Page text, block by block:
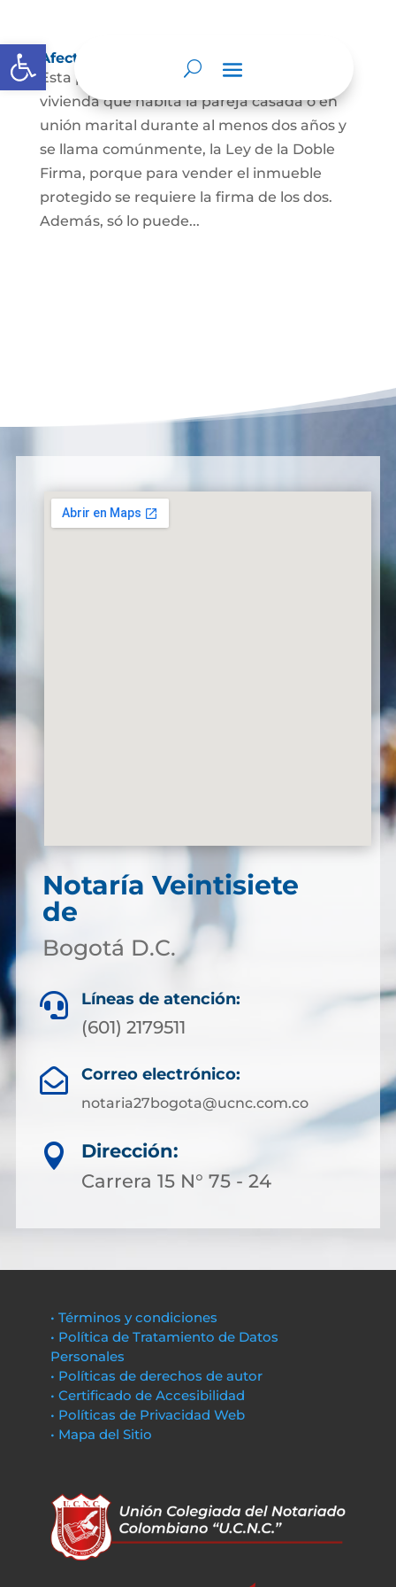
Abrir barra de herramientas
Afectación a Vivienda familiar
Esta protección la ordena la ley sobre la
vivienda que habita la pareja casada o en
unión marital durante al menos dos años y
se llama comúnmente, la Ley de la Doble
Firma, porque para vender el inmueble
protegido se requiere la firma de los dos.
Además, só lo puede...
Notaría Veintisiete
de
Bogotá D.C.
 Líneas de atención:
(601) 2179511
 Correo electrónico:
notaria27bogota@ucnc.com.co

Dirección:
Carrera 15 N° 75 - 24
• Términos y condiciones
• Política de Tratamiento de Datos
Personales
• Políticas de derechos de autor
• Certificado de Accesibilidad
• Políticas de Privacidad Web
• Mapa del Sitio